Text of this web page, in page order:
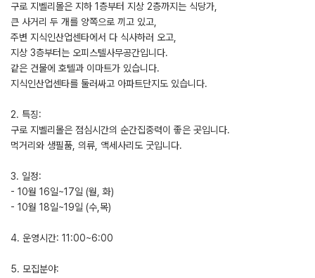
구로 지벨리몰은 지하 1층부터 지상 2층까지는 식당가,
큰 사거리 두 개를 양쪽으로 끼고 있고,
주변 지식인산업센타에서 다 식사하러 오고,
지상 3층부터는 오피스텔사무공간입니다.
같은 건물에 호텔과 이마트가 있습니다.
지식인산업센타를 둘러싸고 아파트단지도 있습니다.
2. 특징:
구로 지벨리몰은 점심시간의 순간집중력이 좋은 곳입니다.
먹거리와 생필품, 의류, 액세사리도 굿입니다.
3. 일정:
- 10월 16일~17일 (월, 화)
- 10월 18일~19일 (수,목)
4. 운영시간: 11:00~6:00
5. 모집분야: